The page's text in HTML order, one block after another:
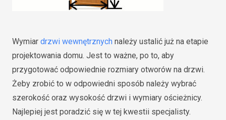
Wymiar drzwi wewnętrznych należy ustalić już na etapie
projektowania domu. Jest to ważne, po to, aby
przygotować odpowiednie rozmiary otworów na drzwi.
Żeby zrobić to w odpowiedni sposób należy wybrać
szerokość oraz wysokość drzwi i wymiary ościeżnicy.
Najlepiej jest poradzić się w tej kwestii specjalisty.